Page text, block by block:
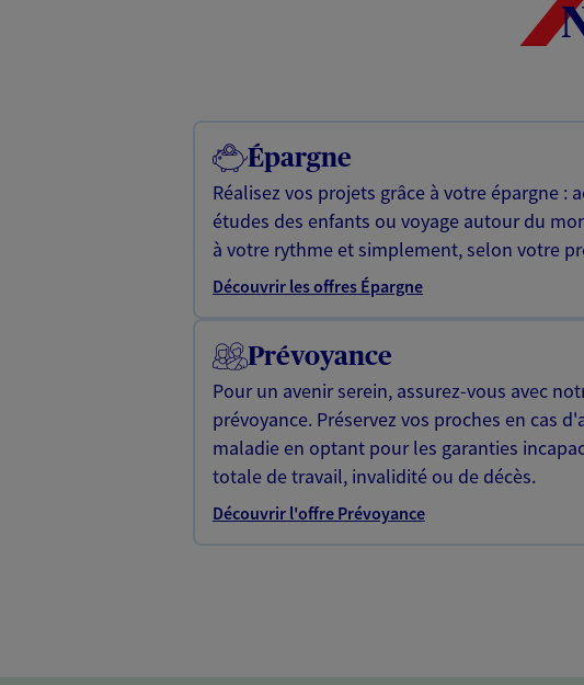
Épargne
Réalisez vos projets grâce à votre épargne :
études des enfants ou voyage autour du
à votre rythme et simplement, selon votre
Découvrir les offres Épargne
Prévoyance
Pour un avenir serein, assurez-vous avec
prévoyance. Préservez vos proches en cas
maladie en optant pour les garanties
totale de travail, invalidité ou de décès.
Découvrir l'offre Prévoyance